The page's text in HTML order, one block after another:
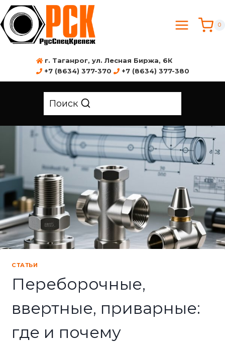
0
г. Таганрог, ул. Лесная Биржа, 6К
+7 (8634) 377-370
+7 (8634) 377-380
Поиск
СТАТЬИ
Переборочные,
ввертные, приварные:
где и почему